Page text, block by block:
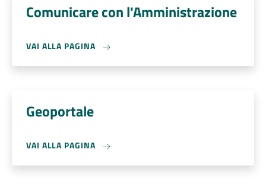
Comunicare con l'Amministrazione
VAI ALLA PAGINA
Geoportale
VAI ALLA PAGINA